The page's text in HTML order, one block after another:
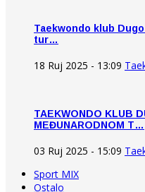
Taekwondo klub
tur…
18 Ruj 2025 - 13:09
TAEKWONDO KLUB
MEĐUNARODNOM T…
03 Ruj 2025 - 15:09
Sport MIX
Ostalo